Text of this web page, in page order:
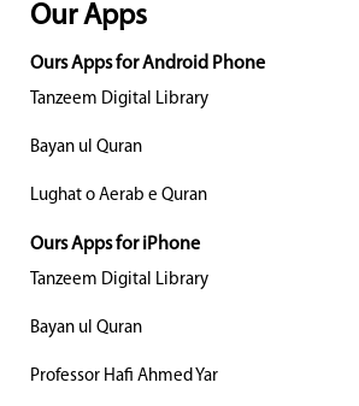
Our Apps
Ours Apps for Android Phone
Tanzeem Digital Library
Bayan ul Quran
Lughat o Aerab e Quran
Ours Apps for iPhone
Tanzeem Digital Library
Bayan ul Quran
Professor Hafi Ahmed Yar